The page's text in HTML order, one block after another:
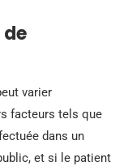
de
varier
facteurs tels que
dans un
et si le patient